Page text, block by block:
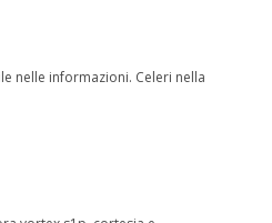
nelle informazioni. Celeri nella